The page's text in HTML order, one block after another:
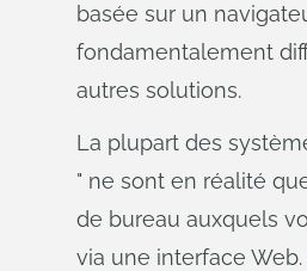
basée sur un
fondamentalement
autres solutions.
La plupart des
" ne sont en réalité
de bureau auxquels
via une interface Web.